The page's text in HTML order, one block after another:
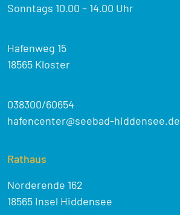
Sonntags 10.00 – 14.00 Uhr
Hafenweg 15
18565 Kloster
038300/60654
hafencenter@seebad-hiddensee.de
Rathaus
Norderende 162
18565 Insel Hiddensee